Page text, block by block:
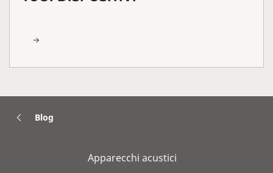
Blog
Apparecchi acustici